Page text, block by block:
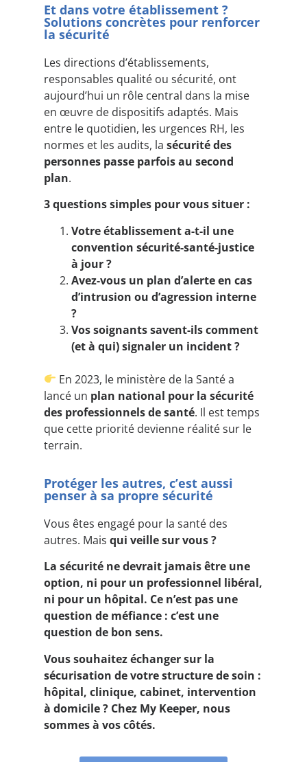
Et dans votre établissement ?
Solutions concrètes pour renforcer
la sécurité
Les directions d’établissements,
responsables qualité ou sécurité, ont
aujourd’hui un rôle central dans la mise
en œuvre de dispositifs adaptés. Mais
entre le quotidien, les urgences RH, les
normes et les audits, la sécurité des
personnes passe parfois au second
plan.
3 questions simples pour vous situer :
Votre établissement a-t-il une
convention sécurité-santé-justice
à jour ?
Avez-vous un plan d’alerte en cas
d’intrusion ou d’agression interne
?
Vos soignants savent-ils comment
(et à qui) signaler un incident ?
En 2023, le ministère de la Santé a
lancé un plan national pour la sécurité
des professionnels de santé. Il est temps
que cette priorité devienne réalité sur le
terrain.
Protéger les autres, c’est aussi
penser à sa propre sécurité
Vous êtes engagé pour la santé des
autres. Mais qui veille sur vous ?
La sécurité ne devrait jamais être une
option, ni pour un professionnel libéral,
ni pour un hôpital. Ce n’est pas une
question de méfiance : c’est une
question de bon sens.
Vous souhaitez échanger sur la
sécurisation de votre structure de soin :
hôpital, clinique, cabinet, intervention
à domicile ? Chez My Keeper, nous
sommes à vos côtés.